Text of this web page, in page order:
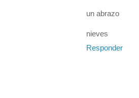
un abrazo
nieves
Responder